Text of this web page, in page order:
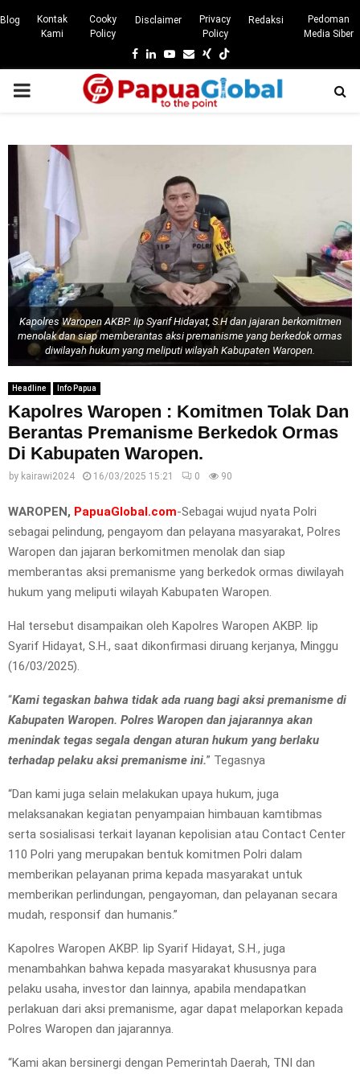
Blog
Kontak
Kami
Cooky
Policy
Disclaimer
Privacy
Policy
Redaksi
Pedoman
Media Siber
Facebook
LinkedinYoutube
EmailXing
PRIMARY
Kapolres Waropen AKBP. Iip Syarif Hidayat, S.H dan jajaran berkomitmen
menolak dan siap memberantas aksi premanisme yang berkedok ormas
diwilayah hukum yang meliputi wilayah Kabupaten Waropen.
Headline Info Papua
Kapolres Waropen : Komitmen Tolak Dan
Berantas Premanisme Berkedok Ormas
Di Kabupaten Waropen.
by kairawi2024 16/03/2025 15:21 0 90
WAROPEN, PapuaGlobal.com-Sebagai wujud nyata Polri
sebagai pelindung, pengayom dan pelayana masyarakat, Polres
Waropen dan jajaran berkomitmen menolak dan siap
memberantas aksi premanisme yang berkedok ormas diwilayah
hukum yang meliputi wilayah Kabupaten Waropen.
Hal tersebut disampaikan oleh Kapolres Waropen AKBP. Iip
Syarif Hidayat, S.H., saat dikonfirmasi diruang kerjanya, Minggu
(16/03/2025).
“Kami tegaskan bahwa tidak ada ruang bagi aksi premanisme di
Kabupaten Waropen. Polres Waropen dan jajarannya akan
menindak tegas segala dengan aturan hukum yang berlaku
terhadap pelaku aksi premanisme ini.” Tegasnya
“Dan kami juga selain melakukan upaya hukum, juga
melaksanakan kegiatan penyampaian himbauan kamtibmas
serta sosialisasi terkait layanan kepolisian atau Contact Center
110 Polri yang merupakan bentuk komitmen Polri dalam
memberikan pelayanan prima kepada masyarakat untuk
memberikan perlindungan, pengayoman, dan pelayanan secara
mudah, responsif dan humanis.”
Kapolres Waropen AKBP. Iip Syarif Hidayat, S.H., juga
menambahkan bahwa kepada masyarakat khususnya para
pelaku usaha, investor dan lainnya, apabila mendapatkan
perlakuan dari aksi premanisme, agar dapat melaporkan kepada
Polres Waropen dan jajarannya.
“Kami akan bersinergi dengan Pemerintah Daerah, TNI dan